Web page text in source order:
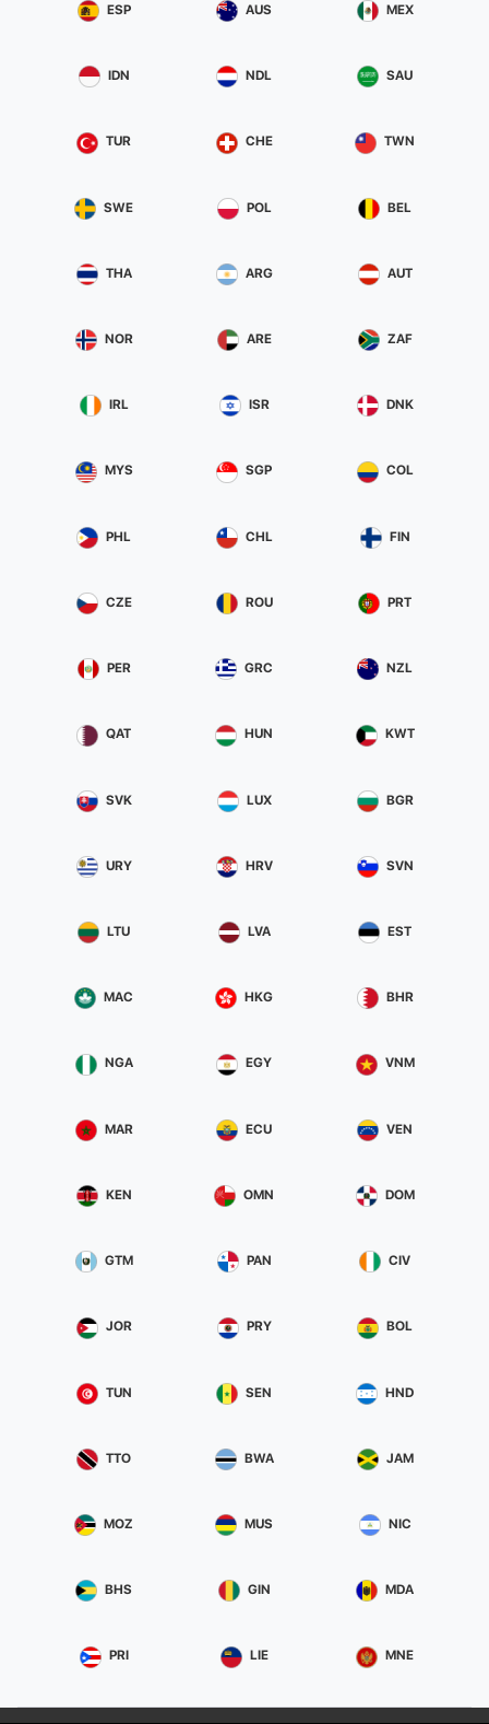
ESP AUS MEX
IDN NDL SAU
TUR CHE TWN
SWE POL BEL
THA ARG AUT
NOR ARE ZAF
IRL ISR DNK
MYS SGP COL
PHL CHL FIN
CZE ROU PRT
PER GRC NZL
QAT HUN KWT
SVK LUX BGR
URY HRV SVN
LTU LVA EST
MAC HKG BHR
NGA EGY VNM
MAR ECU VEN
KEN OMN DOM
GTM PAN CIV
JOR PRY BOL
TUN SEN HND
TTO BWA JAM
MOZ MUS NIC
BHS GIN MDA
PRI LIE MNE